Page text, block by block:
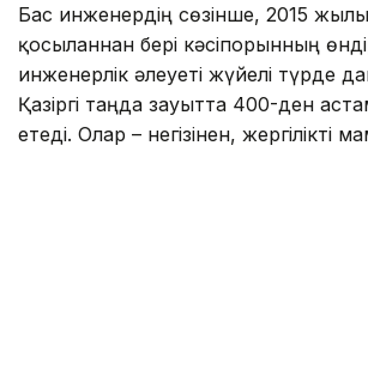
Бас инженердің сөзінше, 2015 жылы
қосылғаннан бері кәсіпорынның
инженерлік әлеуеті жүйелі түрде
Қазіргі таңда зауытта 400-ден
етеді. Олар – негізінен, жергілікті